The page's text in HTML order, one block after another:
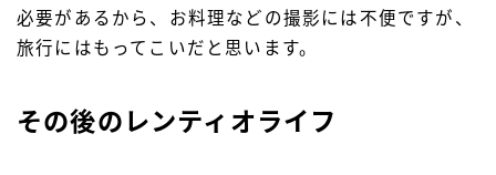
必要があるから、お料理などの撮影には不便ですが、
旅行にはもってこいだと思います。
その後のレンティオライフ